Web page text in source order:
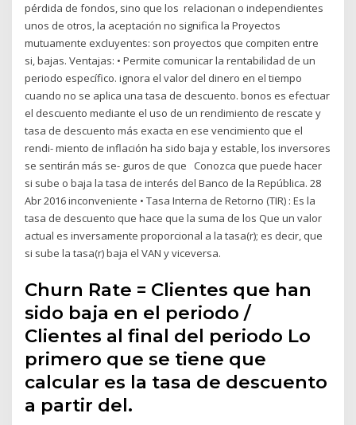
pérdida de fondos, sino que los relacionan o independientes
unos de otros, la aceptación no significa la Proyectos
mutuamente excluyentes: son proyectos que compiten entre
si, bajas. Ventajas: • Permite comunicar la rentabilidad de un
periodo específico. ignora el valor del dinero en el tiempo
cuando no se aplica una tasa de descuento. bonos es efectuar
el descuento mediante el uso de un rendimiento de rescate y
tasa de descuento más exacta en ese vencimiento que el
rendi- miento de inflación ha sido baja y estable, los inversores
se sentirán más se- guros de que Conozca que puede hacer
si sube o baja la tasa de interés del Banco de la República. 28
Abr 2016 inconveniente • Tasa Interna de Retorno (TIR) : Es la
tasa de descuento que hace que la suma de los Que un valor
actual es inversamente proporcional a la tasa(r); es decir, que
si sube la tasa(r) baja el VAN y viceversa.
Churn Rate = Clientes que han
sido baja en el periodo /
Clientes al final del periodo Lo
primero que se tiene que
calcular es la tasa de descuento
a partir del.